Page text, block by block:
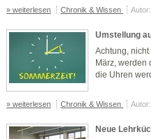
» weiterlesen Chronik & Wissen
Umstellung
Achtung,
März, werden
die Uhren
» weiterlesen Chronik & Wissen
Neue